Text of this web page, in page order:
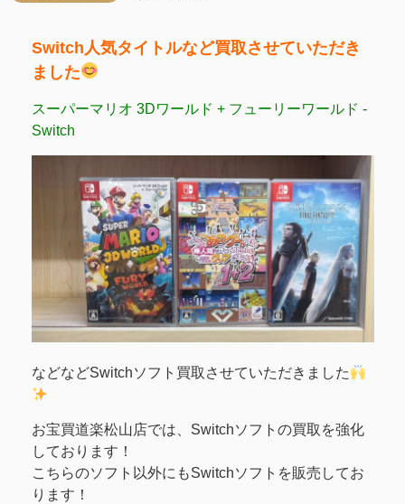
Switch人気タイトルなど買取させていただき
ました
スーパーマリオ 3Dワールド + フューリーワールド -
Switch
などなどSwitchソフト買取させていただきました
お宝買道楽松山店では、Switchソフトの買取を強化
しております！
こちらのソフト以外にもSwitchソフトを販売してお
ります！